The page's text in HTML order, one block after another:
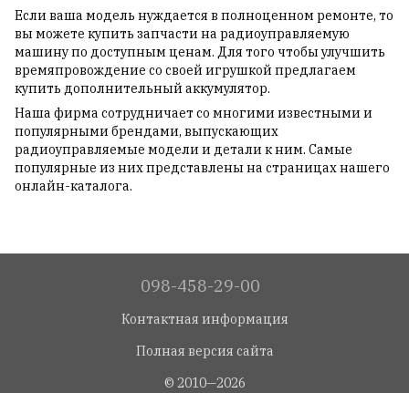
Если ваша модель нуждается в полноценном ремонте, то
вы можете купить запчасти на радиоуправляемую
машину по доступным ценам. Для того чтобы улучшить
времяпровождение со своей игрушкой предлагаем
купить дополнительный аккумулятор.
Наша фирма сотрудничает со многими известными и
популярными брендами, выпускающих
радиоуправляемые модели и детали к ним. Самые
популярные из них представлены на страницах нашего
онлайн-каталога.
098-458-29-00
Контактная информация
Полная версия сайта
© 2010—2026